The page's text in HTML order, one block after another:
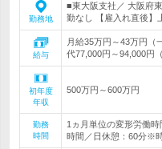
勤務地
■東大阪支社／ 大阪府
勤なし 【雇入れ直後】
給与
月給35万円～43万円
代77,000円～94,000円
初年度
年収
500万円～600万円
勤務
時間
1ヵ月単位の変形労働
時間／日休憩：60分※